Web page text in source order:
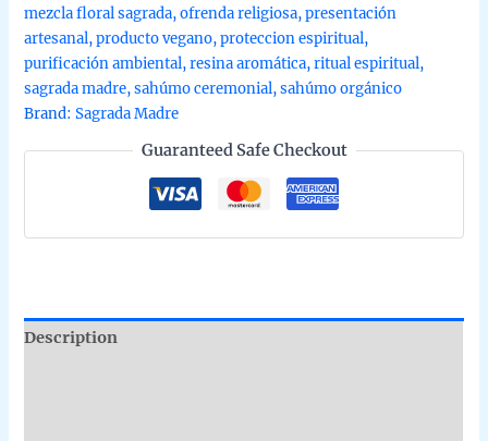
mezcla floral sagrada,ofrenda religiosa,presentación
artesanal,producto vegano,proteccion espiritual,
purificación ambiental,resina aromática,ritual espiritual,
sagrada madre,sahúmo ceremonial,sahúmo orgánico
Brand:Sagrada Madre
Guaranteed Safe Checkout
Description